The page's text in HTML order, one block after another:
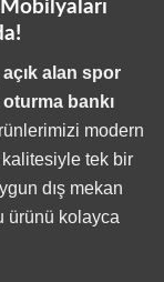
açık alan spor
oturma bankı
modern
kalitesiyle tek bir
dış mekan
ürünü kolayca